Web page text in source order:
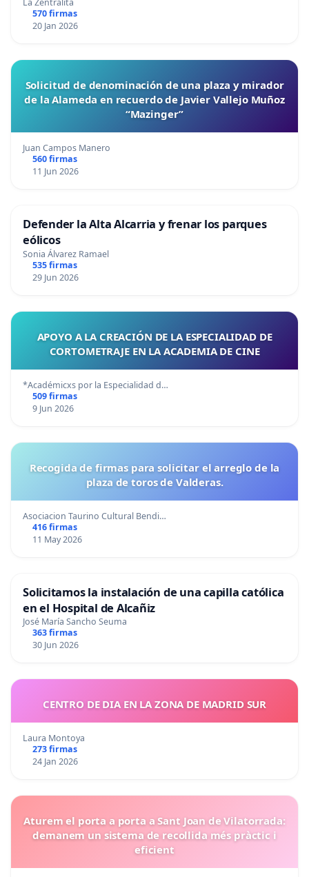
570 firmas
20 Jan 2026
Solicitud de denominación de una plaza y mirador
de la Alameda en recuerdo de Javier Vallejo Muñoz
“Mazinger”
Juan Campos Manero
560 firmas
11 Jun 2026
Defender la Alta Alcarria y frenar los parques
eólicos
Sonia Álvarez Ramael
535 firmas
29 Jun 2026
APOYO A LA CREACIÓN DE LA ESPECIALIDAD DE
CORTOMETRAJE EN LA ACADEMIA DE CINE
*Académicxs por la Especialidad d…
509 firmas
9 Jun 2026
Recogida de firmas para solicitar el arreglo de la
plaza de toros de Valderas.
Asociacion Taurino Cultural Bendi…
416 firmas
11 May 2026
Solicitamos la instalación de una capilla católica
en el Hospital de Alcañiz
José María Sancho Seuma
363 firmas
30 Jun 2026
CENTRO DE DIA EN LA ZONA DE MADRID SUR
Laura Montoya
273 firmas
24 Jan 2026
Aturem el porta a porta a Sant Joan de Vilatorrada:
demanem un sistema de recollida més pràctic i
eficient